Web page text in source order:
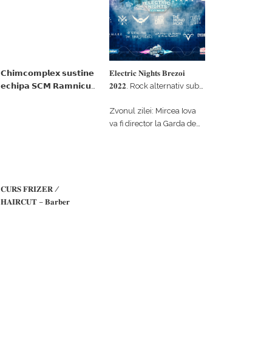
𝗖𝗵𝗶𝗺𝗰𝗼𝗺𝗽𝗹𝗲𝘅 𝘀𝘂𝘀𝘁𝗶𝗻𝗲
𝗲𝗰𝗵𝗶𝗽𝗮 𝗦𝗖𝗠 𝗥𝗮𝗺𝗻𝗶𝗰𝘂
𝐄𝐥𝐞𝐜𝐭𝐫𝐢𝐜 𝐍𝐢𝐠𝐡𝐭𝐬 𝐁𝐫𝐞𝐳𝐨𝐢
𝟐𝟎𝟐𝟐. Rock alternativ sub
#𝐁𝐫𝐞𝐳𝐨𝐢𝐮𝐥𝐋𝐮𝐦𝐢𝐢
𝐂𝐔𝐑𝐒 𝐅𝐑𝐈𝐙𝐄𝐑 /
𝐇𝐀𝐈𝐑𝐂𝐔𝐓 – 𝐁𝐚𝐫𝐛𝐞𝐫
Zvonul zilei: Mircea Iova
va fi director la Garda de